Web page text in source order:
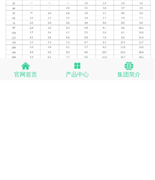
낀
官网首页
넒
产品中心
뀁
集团简介